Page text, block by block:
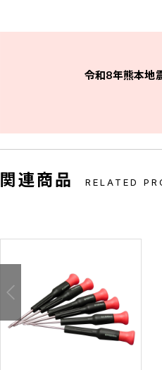
令和8年熊本地
関連商品 RELATED